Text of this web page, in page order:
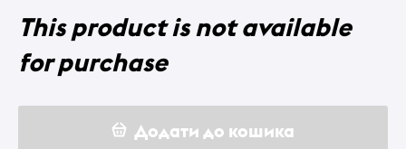
This product is not available
for purchase
Додати до кошика